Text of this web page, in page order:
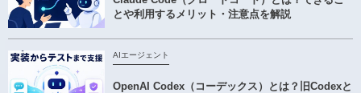
とや利用するメリット・注意点を解説
AIエージェント
OpenAI Codex（コーデックス）とは？旧Codexと